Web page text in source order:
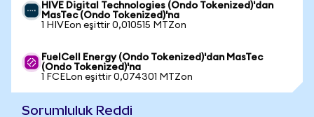
HIVE Digital Technologies (Ondo Tokenized)'dan
MasTec (Ondo Tokenized)'na
1 HIVEon eşittir 0,010515 MTZon
FuelCell Energy (Ondo Tokenized)'dan MasTec
(Ondo Tokenized)'na
1 FCELon eşittir 0,074301 MTZon
Sorumluluk Reddi